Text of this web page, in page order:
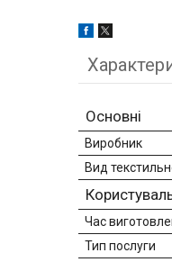
Основні
Виробник
Вид
Час
Тип послуги